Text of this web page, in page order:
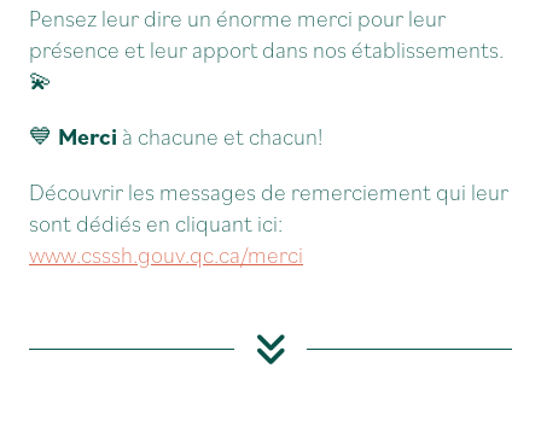
Pensez leur dire un énorme merci pour leur
présence et leur apport dans nos établissements.
💫
💙 Merci à chacune et chacun!
Découvrir les messages de remerciement qui leur
sont dédiés en cliquant ici:
www.csssh.gouv.qc.ca/merci